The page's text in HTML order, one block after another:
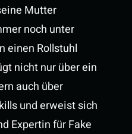
Mutter
noch unter
einen Rollstuhl
nicht nur über ein
auch über
und erweist sich
Expertin für Fake